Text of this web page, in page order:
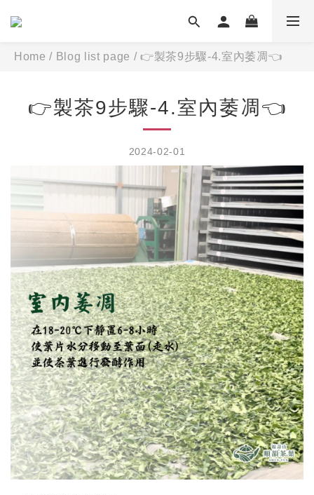
Home / Blog list page /👉製茶9步驟-4.室內萎凋👈
👉製茶9步驟-4.室內萎凋👈
2024-02-01